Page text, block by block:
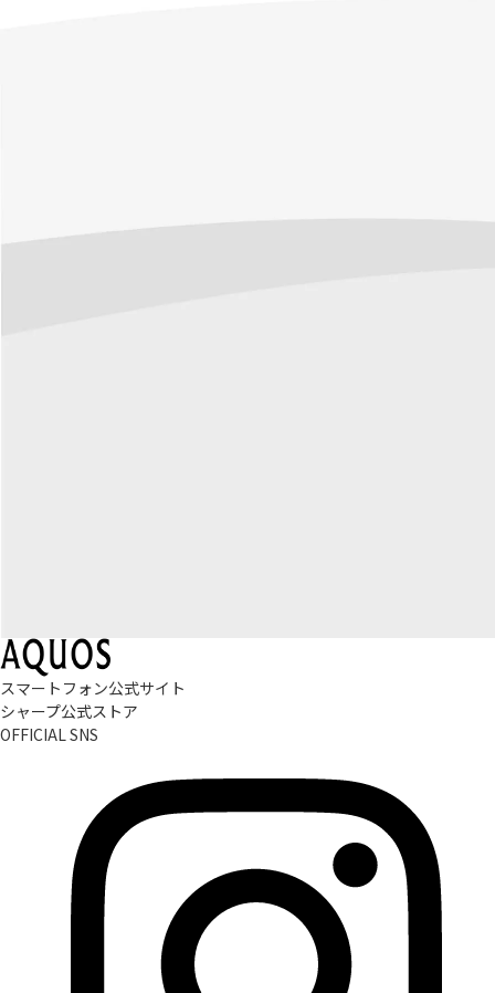
スマートフォン公式サイト
シャープ公式ストア
OFFICIAL SNS